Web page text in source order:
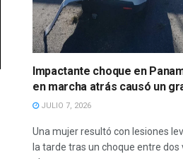
Impactante choque en
en marcha atrás causó un
JULIO 7, 2026
Una mujer resultó con lesiones
la tarde tras un choque entre